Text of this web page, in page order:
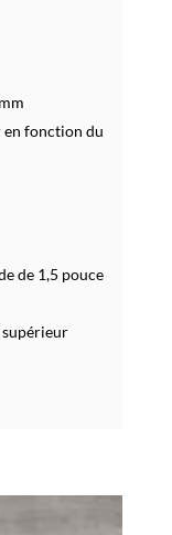
en fonction du
de 1,5 pouce